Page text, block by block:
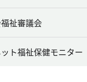
祉審議会
ト福祉保健モニター